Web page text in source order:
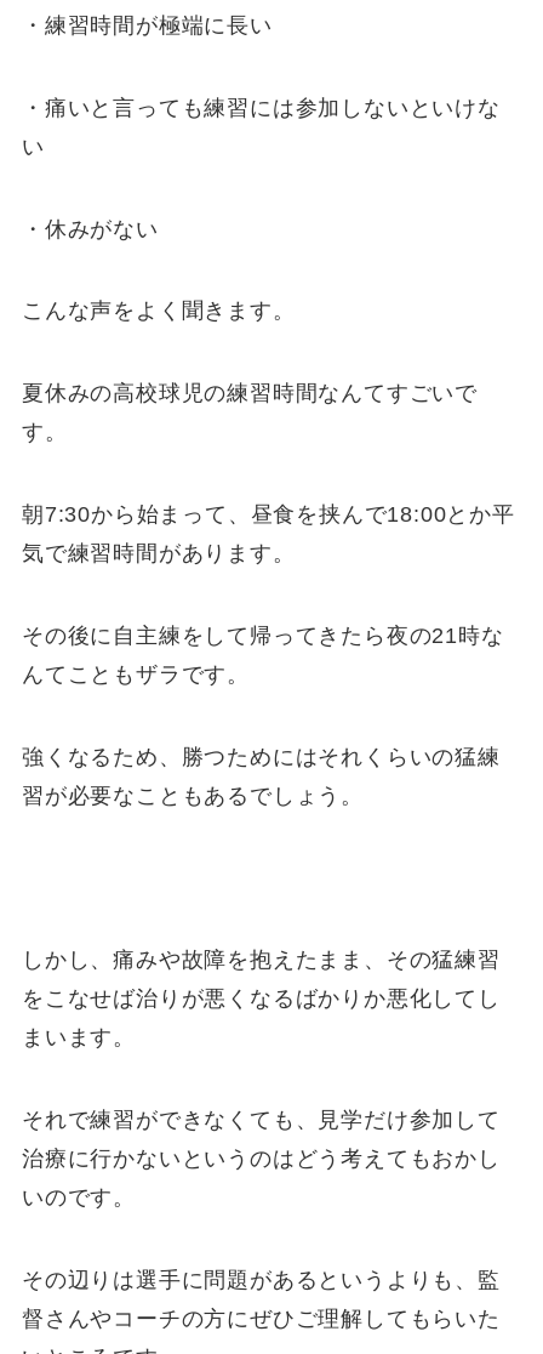
・練習時間が極端に長い
・痛いと言っても練習には参加しないといけな
い
・休みがない
こんな声をよく聞きます。
夏休みの高校球児の練習時間なんてすごいで
す。
朝7:30から始まって、昼食を挟んで18:00とか平
気で練習時間があります。
その後に自主練をして帰ってきたら夜の21時な
んてこともザラです。
強くなるため、勝つためにはそれくらいの猛練
習が必要なこともあるでしょう。
しかし、痛みや故障を抱えたまま、その猛練習
をこなせば治りが悪くなるばかりか悪化してし
まいます。
それで練習ができなくても、見学だけ参加して
治療に行かないというのはどう考えてもおかし
いのです。
その辺りは選手に問題があるというよりも、監
督さんやコーチの方にぜひご理解してもらいた